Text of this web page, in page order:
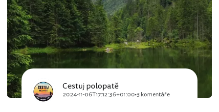
Cestuj polopatě
2024-11-06T17:12:36+01:00 3 komentáře